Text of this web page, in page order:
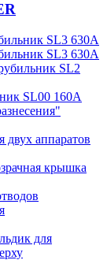
SL3 630А
SL3 630А
SL2
SL00 160А
двух аппаратов
крышка
для